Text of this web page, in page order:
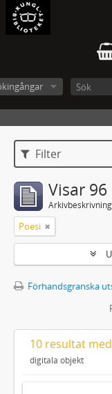
Filter
Visar
Arkivbeskrivning
Poesi
Förhandsgranska
10 resultat
digitala objekt